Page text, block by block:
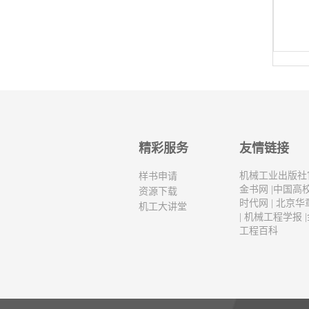
精彩服务
样书申请
资源下载
机工大讲堂
友情链接
机械工业出版
金书网
中国高
时代网
北京华
机械工程学报 |
工程百科